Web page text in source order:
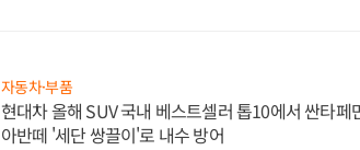
자동차·부품
현대차 올해 SUV 국내 베스트셀러 톱10에서 싼타페
아반떼 '세단 쌍끌이'로 내수 방어